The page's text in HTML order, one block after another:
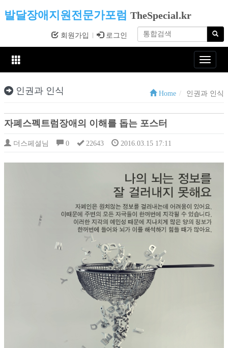
발달장애지원전문가포럼 TheSpecial.kr
회원가입 로그인
Toggle
인권과 인식 Home 인권과 인식
자폐스펙트럼장애의 이해를 돕는 포스터
더스페셜님 0 22643 2016.03.15 17:11